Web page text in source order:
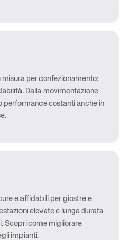
per confezionamento:
Dalla movimentazione
performance costanti anche in
e affidabili per giostre e
elevate e lunga durata
Scopri come migliorare
impianti.